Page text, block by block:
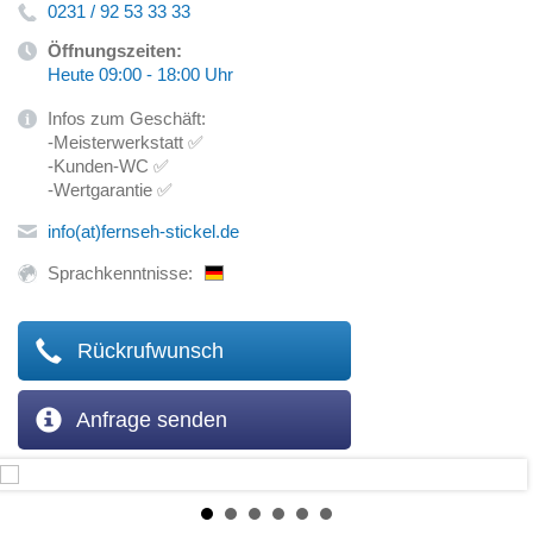
0231 / 92 53 33 33
Öffnungszeiten:
Heute 09:00 - 18:00 Uhr
Infos zum Geschäft:
-Meisterwerkstatt ✅
-Kunden-WC ✅
-Wertgarantie ✅
info(at)fernseh-stickel.de
Sprachkenntnisse:
Rückrufwunsch
Anfrage senden